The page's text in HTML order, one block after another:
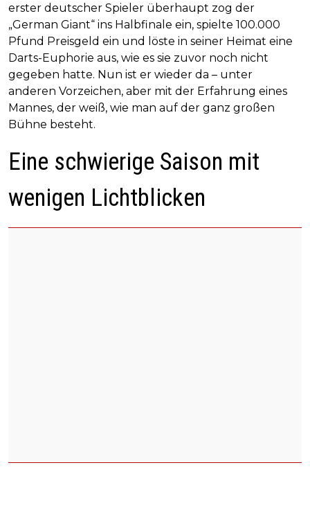
erster deutscher Spieler überhaupt zog der
„German Giant“ ins Halbfinale ein, spielte 100.000
Pfund Preisgeld ein und löste in seiner Heimat eine
Darts-Euphorie aus, wie es sie zuvor noch nicht
gegeben hatte. Nun ist er wieder da – unter
anderen Vorzeichen, aber mit der Erfahrung eines
Mannes, der weiß, wie man auf der ganz großen
Bühne besteht.
Eine schwierige Saison mit
wenigen Lichtblicken